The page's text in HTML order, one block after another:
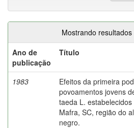
Mostrando
Ano de
publicação
Título
1983
Efeitos da primeira
povoamentos jovens
taeda L. estabelecidos
Mafra, SC, região do
negro.